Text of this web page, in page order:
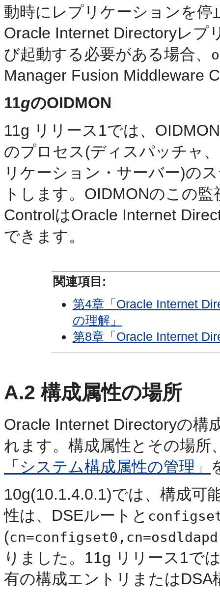
動時にレプリケーションを
Oracle Internet Directoryレプ
び起動する必要がある場合、
Manager Fusion Middleware
11gのOIDMON
11g リリース1では、
のプロセス(ディスパッチャ
リケーション・サーバー)の
トします。OIDMONのこの
ControlはOracle Internet
できます。
関連項目:
第4章「Oracle Internet
の理解」
第8章「Oracle Internet
A.2 構成属性の場所
Oracle Internet Directoryの構
れます。構成属性とその場所
「システム構成属性の管理」
10g(10.1.4.0.1)では、構成可
性は、DSEルートと
(
りました。11g リリース1で
有の構成エントリまたは